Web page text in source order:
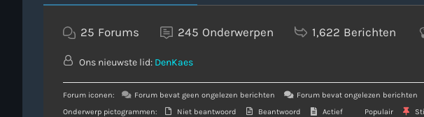
25 Forums 245 Onderwerpen 1,622 Berichten
Ons nieuwste lid: DenKaes
Forum iconen: Forum bevat geen ongelezen berichten
Forum bevat ongelezen berichten
Onderwerp pictogrammen:
Niet beantwoord Beantwoord Actief Populair